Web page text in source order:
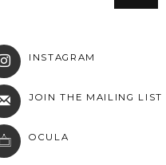
INSTAGRAM
JOIN THE MAILING LIST
OCULA